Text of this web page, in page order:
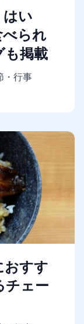
はい
べられ
も掲載
・行事
おすす
チェー